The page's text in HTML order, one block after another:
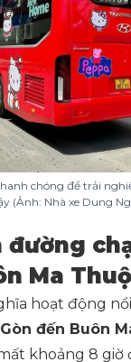
chóng để trải
(Ảnh: Nhà xe Dung
đường
Ma
hoạt động
đến Buôn
khoảng 8 giờ